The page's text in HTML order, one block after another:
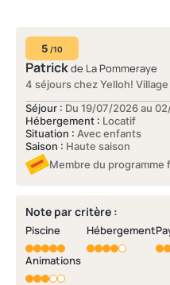
5 /10
Patrickde La Pommeraye
4 séjours chez Yelloh! Village
Séjour : Du 19/07/2026 au
Hébergement : Locatif
Situation : Avec enfants
Saison : Haute saison
Membre du programme
Note par critère :
Piscine Hébergement
Animations